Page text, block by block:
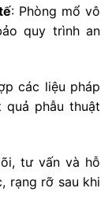
: Phòng mổ vô
quy trình an
các liệu pháp
phẫu thuật
tư vấn và hỗ
rạng rỡ sau khi